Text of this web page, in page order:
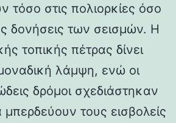
τόσο στις πολιορκίες όσο
δονήσεις των σεισμών. Η
τοπικής πέτρας δίνει
λάμψη, ενώ οι
δρόμοι σχεδιάστηκαν
τους εισβολείς